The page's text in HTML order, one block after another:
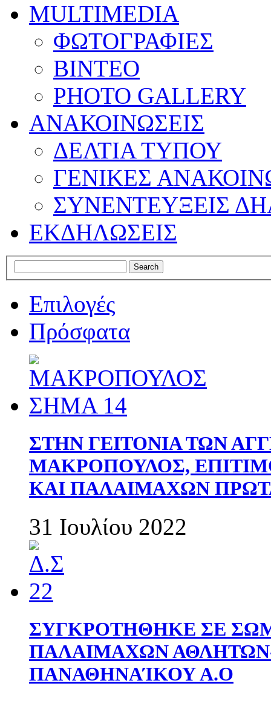
MULTIMEDIA
ΦΩΤΟΓΡΑΦΙΕΣ
ΒΙΝΤΕΟ
PHOTO GALLERY
ΑΝΑΚΟΙΝΩΣΕΙΣ
ΔΕΛΤΙΑ ΤΥΠΟΥ
ΓΕΝΙΚΕΣ
ΣΥΝΕΝΤΕΥΞΕΙΣ
ΕΚΔΗΛΩΣΕΙΣ
Επιλογές
Πρόσφατα
ΣΤΗΝ ΓΕΙΤΟΝΙΑ ΤΩΝ
ΜΑΚΡΟΠΟΥΛΟΣ,
ΚΑΙ ΠΑΛΑΙΜΑΧΩΝ
31 Ιουλίου 2022
ΣΥΓΚΡΟΤΗΘΗΚΕ ΣΕ
ΠΑΛΑΙΜΑΧΩΝ
ΠΑΝΑΘΗΝΑΊΚΟΥ Α.Ο